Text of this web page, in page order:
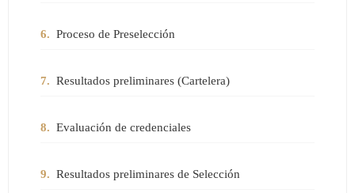
6. Proceso de Preselección
7. Resultados preliminares (Cartelera)
8. Evaluación de credenciales
9. Resultados preliminares de Selección